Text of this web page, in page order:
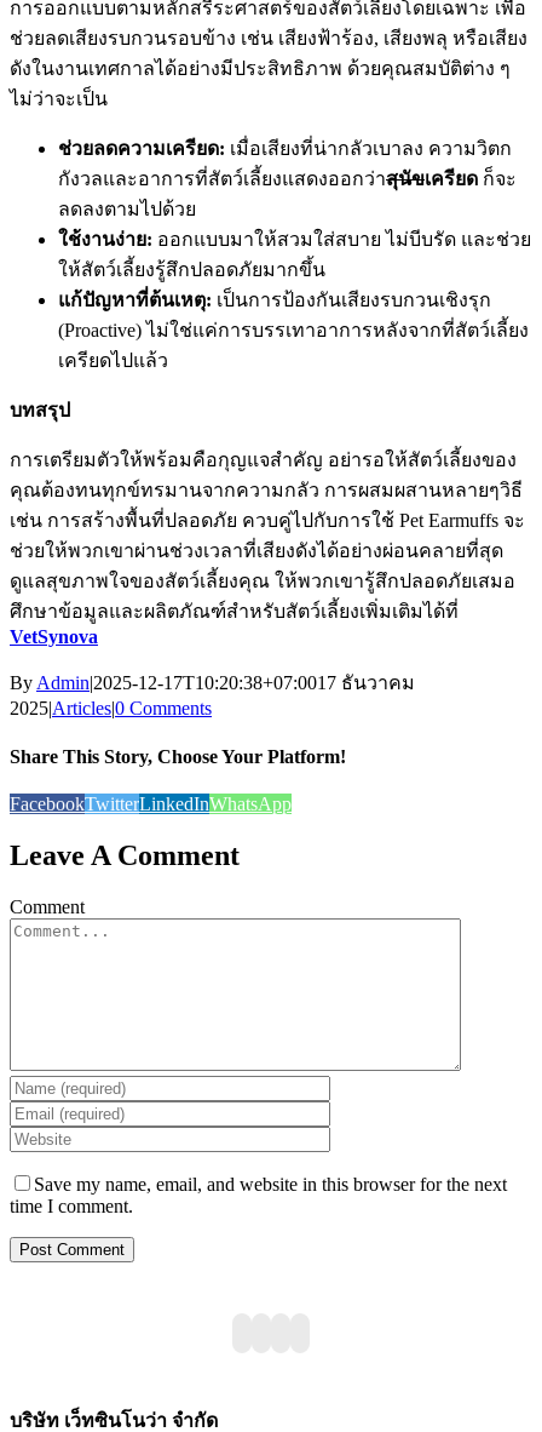
การออกแบบตามหลักสรีระศาสตร์ของสัตว์เลี้ยงโดยเฉพาะ เพื่อ
ช่วยลดเสียงรบกวนรอบข้าง เช่น เสียงฟ้าร้อง, เสียงพลุ หรือเสียง
ดังในงานเทศกาลได้อย่างมีประสิทธิภาพ ด้วยคุณสมบัติต่าง ๆ
ไม่ว่าจะเป็น
ช่วยลดความเครียด: เมื่อเสียงที่น่ากลัวเบาลง ความวิตก
กังวลและอาการที่สัตว์เลี้ยงแสดงออกว่าสุนัขเครียด ก็จะ
ลดลงตามไปด้วย
ใช้งานง่าย: ออกแบบมาให้สวมใส่สบาย ไม่บีบรัด และช่วย
ให้สัตว์เลี้ยงรู้สึกปลอดภัยมากขึ้น
แก้ปัญหาที่ต้นเหตุ: เป็นการป้องกันเสียงรบกวนเชิงรุก
(Proactive) ไม่ใช่แค่การบรรเทาอาการหลังจากที่สัตว์เลี้ยง
เครียดไปแล้ว
บทสรุป
การเตรียมตัวให้พร้อมคือกุญแจสำคัญ อย่ารอให้สัตว์เลี้ยงของ
คุณต้องทนทุกข์ทรมานจากความกลัว การผสมผสานหลายๆวิธี
เช่น การสร้างพื้นที่ปลอดภัย ควบคู่ไปกับการใช้ Pet Earmuffs จะ
ช่วยให้พวกเขาผ่านช่วงเวลาที่เสียงดังได้อย่างผ่อนคลายที่สุด
ดูแลสุขภาพใจของสัตว์เลี้ยงคุณ ให้พวกเขารู้สึกปลอดภัยเสมอ
ศึกษาข้อมูลและผลิตภัณฑ์สำหรับสัตว์เลี้ยงเพิ่มเติมได้ที่
VetSynova
By Admin|2025-12-17T10:20:38+07:0017 ธันวาคม
2025|Articles|0 Comments
Share This Story, Choose Your Platform!
FacebookTwitterLinkedInWhatsApp
Leave A Comment
Comment
Save my name, email, and website in this browser for the next
time I comment.
บริษัท เว็ทซินโนว่า จำกัด